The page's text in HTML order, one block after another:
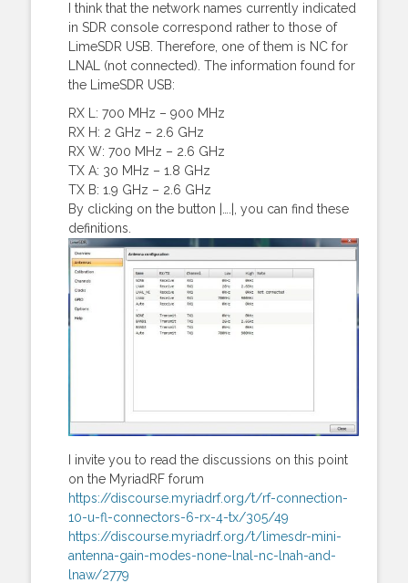
I think that the network names currently indicated
in SDR console correspond rather to those of
LimeSDR USB. Therefore, one of them is NC for
LNAL (not connected). The information found for
the LimeSDR USB:
RX L: 700 MHz – 900 MHz
RX H: 2 GHz – 2.6 GHz
RX W: 700 MHz – 2.6 GHz
TX A: 30 MHz – 1.8 GHz
TX B: 1.9 GHz – 2.6 GHz
By clicking on the button |….|, you can find these
definitions.
I invite you to read the discussions on this point
on the MyriadRF forum
https://discourse.myriadrf.org/t/rf-connection-
10-u-fl-connectors-6-rx-4-tx/305/49
https://discourse.myriadrf.org/t/limesdr-mini-
antenna-gain-modes-none-lnal-nc-lnah-and-
lnaw/2779